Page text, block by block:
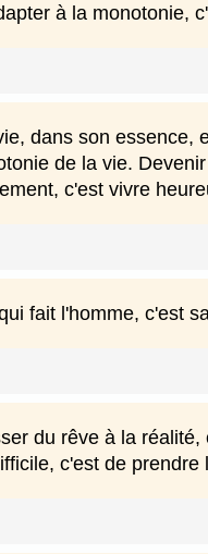
à la monotonie,
dans son essence,
de la vie.
c'est vivre
fait l'homme, c'est
du rêve à la
c'est de